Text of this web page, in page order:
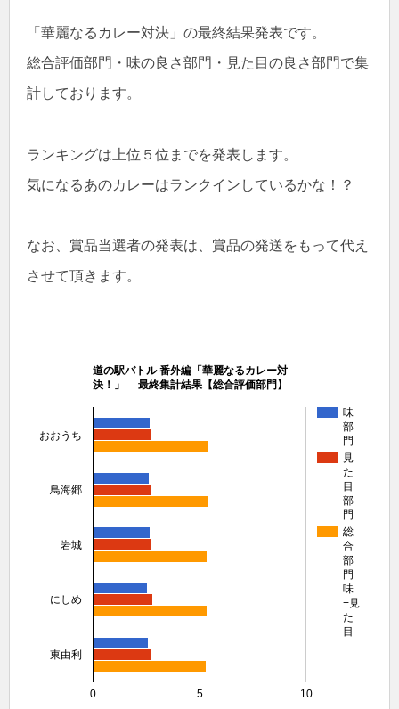
「華麗なるカレー対決」の最終結果発表です。
総合評価部門・味の良さ部門・見た目の良さ部門で集
計しております。
ランキングは上位５位までを発表します。
気になるあのカレーはランクインしているかな！？
なお、賞品当選者の発表は、賞品の発送をもって代え
させて頂きます。
道の駅バトル 番外編「華麗なるカレー対
決！」 最終集計結果【総合評価部門】
味
部
門
見
た
目
部
門
総
合
部
門
味
+見
た
目
0 5 10
おおうち
鳥海郷
岩城
にしめ
東由利